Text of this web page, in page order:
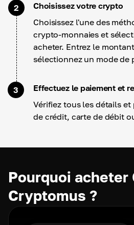
2
Choisissez votre crypto
Choisissez l'une des
crypto-monnaies et
acheter. Entrez le
sélectionnez un mode de
3
Effectuez le paiement et
Vérifiez tous les détails et
de crédit, carte de débit
Pourquoi acheter
Cryptomus ?